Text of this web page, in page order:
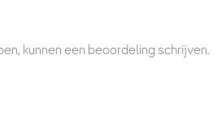
kunnen een beoordeling schrijven.